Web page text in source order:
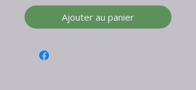
Ajouter au panier